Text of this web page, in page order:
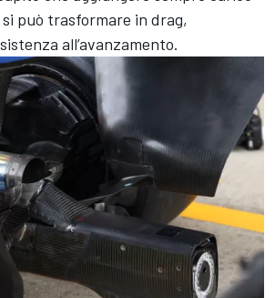
può trasformare in drag,
all’avanzamento.